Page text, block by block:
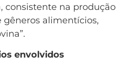
consistente na produção
gêneros alimentícios,
envolvidos